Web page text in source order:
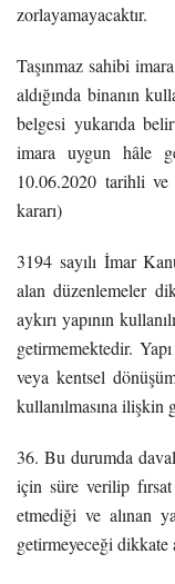
zorlayamayacaktır.
Taşınmaz sahibi
aldığında binanın
belgesi yukarıda
imara uygun hâle
10.06.2020 tarihli ve
kararı)
3194 sayılı İmar
alan düzenlemeler
aykırı yapının
getirmemektedir.
veya kentsel
kullanılmasına ilişkin
36. Bu durumda
için süre verilip
etmediği ve alınan
getirmeyeceği dikkate